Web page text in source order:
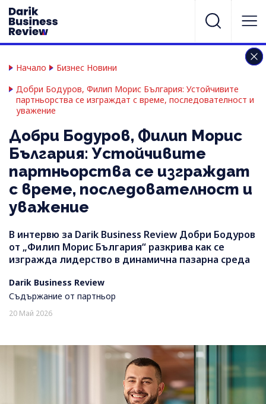
Начало
Бизнес Новини
Добри Бодуров, Филип Морис България: Устойчивите
партньорства се изграждат с време, последователност и
уважение
Добри Бодуров, Филип Морис
България: Устойчивите
партньорства се изграждат
с време, последователност и
уважение
В интервю за Darik Business Review Добри Бодуров
от „Филип Морис България“ разкрива как се
изгражда лидерство в динамична пазарна среда
Darik Business Review
Съдържание от партньор
20 Май 2026